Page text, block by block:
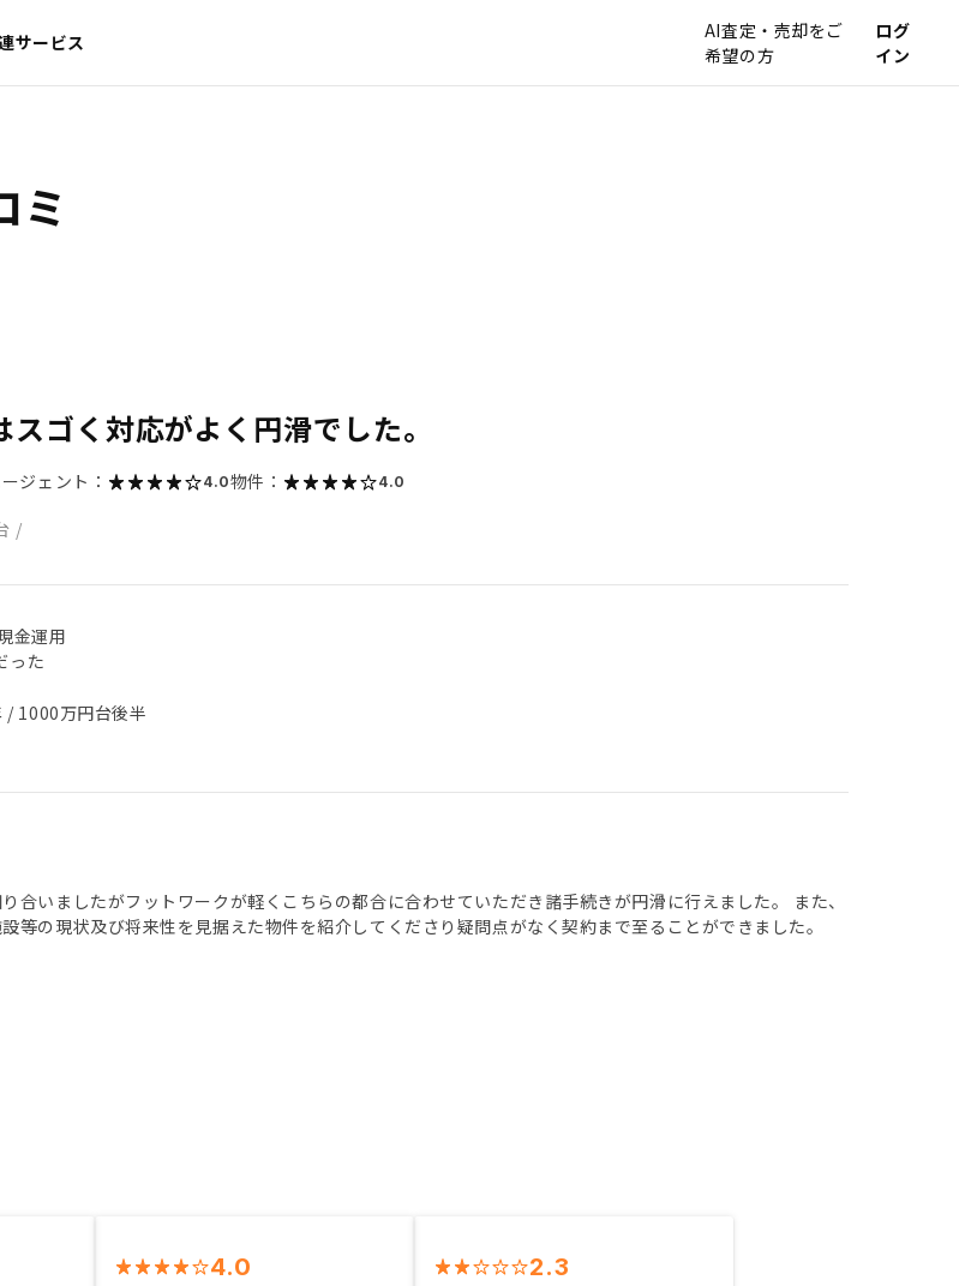
サービス
AI査定・売却をご
希望の方
ログ
イン
ミ
ゴく対応がよく円滑でした。
ジェント： 4.0物件： 4.0
/
金運用
った
/ 1000万円台後半
合いましたがフットワークが軽くこちらの都合に合わせていただき諸手続きが円滑に行えました。 また、
等の現状及び将来性を見据えた物件を紹介してくださり疑問点がなく契約まで至ることができました。
4.0 2.3